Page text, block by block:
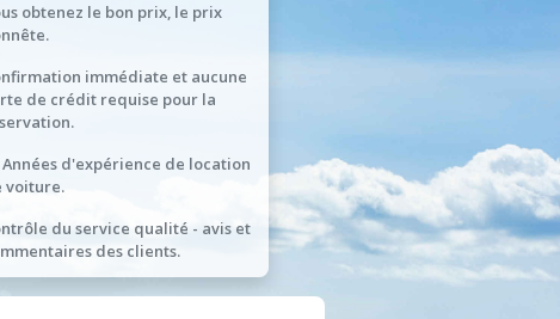
obtenez le bon prix, le prix
immédiate et aucune
de crédit requise pour la
Années d'expérience de location
voiture.
du service qualité - avis et
des clients.